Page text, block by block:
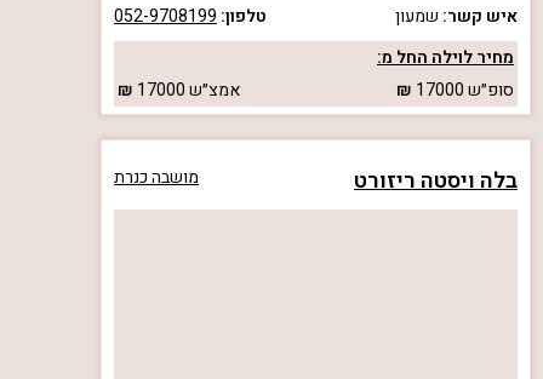
איש קשר: שמעון טלפון: 052-9708199
מחיר לוילה החל מ:
סופ״ש17000 אמצ״ש17000
בלה ויסטה ריזורט מושבה כנרת